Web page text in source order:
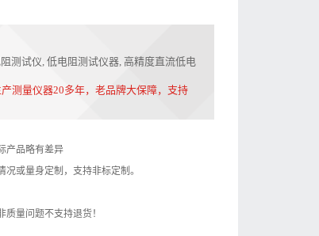
测试仪,低电阻测试仪器,高精度直流低电
测量仪器20多年，老品牌大保障，支持
产品略有差异
或量身定制，支持非标定制。
量问题不支持退货！